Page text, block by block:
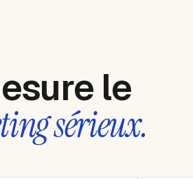
le
sérieux.